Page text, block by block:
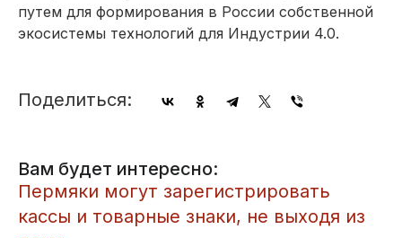
путем для формирования в России собственной
экосистемы технологий для Индустрии 4.0.
Поделиться:
Вам будет интересно:
Пермяки могут зарегистрировать
кассы и товарные знаки, не выходя из